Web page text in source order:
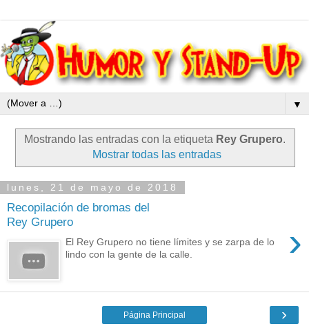
▼
Mostrando las entradas con la etiqueta Rey Grupero.
Mostrar todas las entradas
lunes, 21 de mayo de 2018
Recopilación de bromas del
Rey Grupero
›
El Rey Grupero no tiene límites y se zarpa de lo
lindo con la gente de la calle.
›
Página Principal